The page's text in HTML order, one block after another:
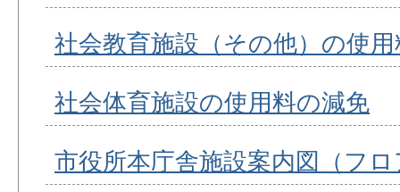
社会教育施設（その他）の使
社会体育施設の使用料の減免
市役所本庁舎施設案内図（フ